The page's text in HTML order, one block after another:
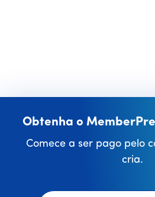
Obtenha o
Comece a ser pago pelo
cria.